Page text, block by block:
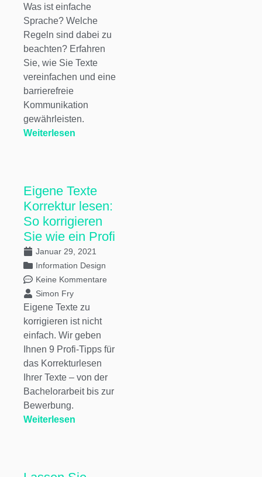
Was ist einfache
Sprache? Welche
Regeln sind dabei zu
beachten? Erfahren
Sie, wie Sie Texte
vereinfachen und eine
barrierefreie
Kommunikation
gewährleisten.
Weiterlesen
Eigene Texte
Korrektur lesen:
So korrigieren
Sie wie ein Profi
Januar 29, 2021
Information Design
Keine Kommentare
Simon Fry
Eigene Texte zu
korrigieren ist nicht
einfach. Wir geben
Ihnen 9 Profi-Tipps für
das Korrekturlesen
Ihrer Texte – von der
Bachelorarbeit bis zur
Bewerbung.
Weiterlesen